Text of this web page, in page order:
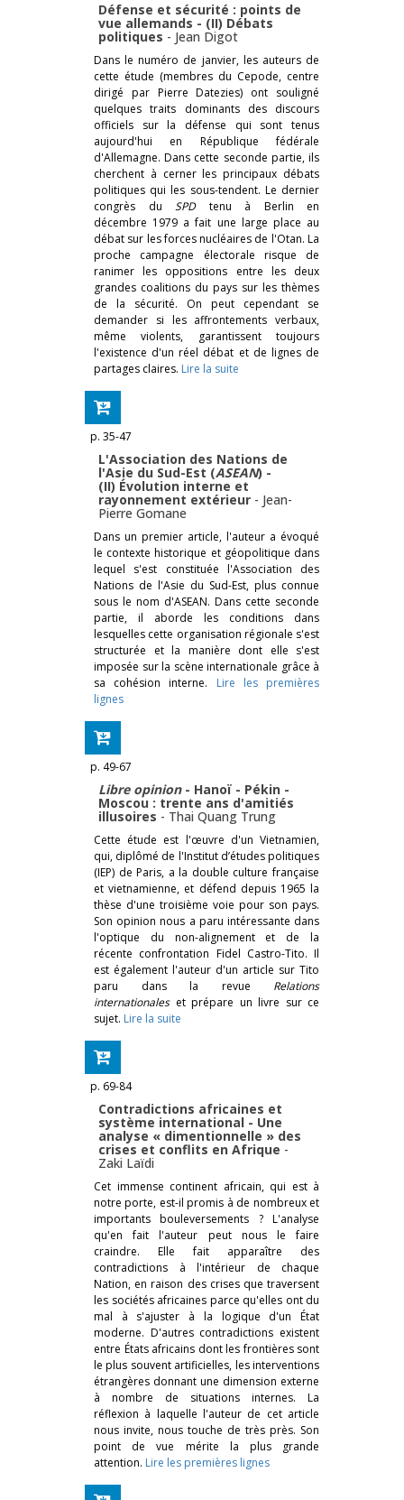
Défense et sécurité : points de
vue allemands - (II) Débats
politiques - Jean Digot
Dans le numéro de janvier, les auteurs de
cette étude (membres du Cepode, centre
dirigé par Pierre Datezies) ont souligné
quelques traits dominants des discours
officiels sur la défense qui sont tenus
aujourd'hui en République fédérale
d'Allemagne. Dans cette seconde partie, ils
cherchent à cerner les principaux débats
politiques qui les sous-tendent. Le dernier
congrès du SPDtenu à Berlin en
décembre 1979 a fait une large place au
débat sur les forces nucléaires de l'Otan. La
proche campagne électorale risque de
ranimer les oppositions entre les deux
grandes coalitions du pays sur les thèmes
de la sécurité. On peut cependant se
demander si les affrontements verbaux,
même violents, garantissent toujours
l'existence d'un réel débat et de lignes de
partages claires. Lire la suite
p. 35-47
L'Association des Nations de
l'Asie du Sud-Est (ASEAN) -
(II) Évolution interne et
rayonnement extérieur - Jean-
Pierre Gomane
Dans un premier article, l'auteur a évoqué
le contexte historique et géopolitique dans
lequel s'est constituée l'Association des
Nations de l'Asie du Sud-Est, plus connue
sous le nom d'ASEAN. Dans cette seconde
partie, il aborde les conditions dans
lesquelles cette organisation régionale s'est
structurée et la manière dont elle s'est
imposée sur la scène internationale grâce à
sa cohésion interne. Lire les premières
lignes
p. 49-67
Libre opinion- Hanoï - Pékin -
Moscou : trente ans d'amitiés
illusoires - Thai Quang Trung
Cette étude est l'œuvre d'un Vietnamien,
qui, diplômé de l'Institut d’études politiques
(IEP) de Paris, a la double culture française
et vietnamienne, et défend depuis 1965 la
thèse d'une troisième voie pour son pays.
Son opinion nous a paru intéressante dans
l'optique du non-alignement et de la
récente confrontation Fidel Castro-Tito. Il
est également l'auteur d'un article sur Tito
paru dans la revue Relations
internationaleset prépare un livre sur ce
sujet. Lire la suite
p. 69-84
Contradictions africaines et
système international - Une
analyse « dimentionnelle » des
crises et conflits en Afrique -
Zaki Laïdi
Cet immense continent africain, qui est à
notre porte, est-il promis à de nombreux et
importants bouleversements ? L'analyse
qu'en fait l'auteur peut nous le faire
craindre. Elle fait apparaître des
contradictions à l'intérieur de chaque
Nation, en raison des crises que traversent
les sociétés africaines parce qu'elles ont du
mal à s'ajuster à la logique d'un État
moderne. D'autres contradictions existent
entre États africains dont les frontières sont
le plus souvent artificielles, les interventions
étrangères donnant une dimension externe
à nombre de situations internes. La
réflexion à laquelle l'auteur de cet article
nous invite, nous touche de très près. Son
point de vue mérite la plus grande
attention. Lire les premières lignes